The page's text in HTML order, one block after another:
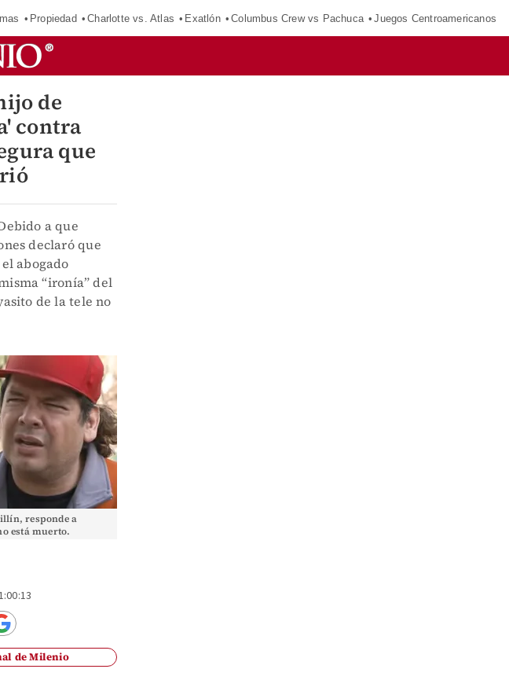
Propiedad Charlotte vs. Atlas Exatlón Columbus Crew vs Pachuca Juegos Centroamericanos
de
contra
que
a que
declaró que
abogado
“ironía” del
de la tele no
responde a
está muerto.
de Milenio